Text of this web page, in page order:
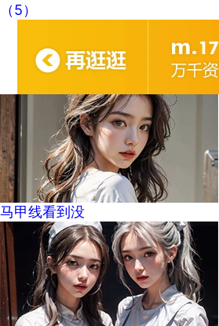
（5）
马甲线看到没